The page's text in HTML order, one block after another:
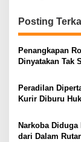
g
a
s
p
o
s
Posting
Penangkapan
Dinyatakan Tak
Praperadilan
Peradilan
Kurir Diburu
Duduk di Kursi
Narkoba
dari Dalam